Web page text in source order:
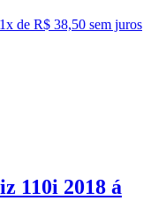
1x de R$ 38,50 sem juros
110i 2018 á